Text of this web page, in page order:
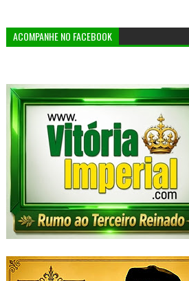
ACOMPANHE NO FACEBOOK